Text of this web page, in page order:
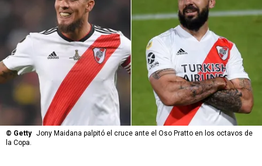
© Getty Jony Maidana palpitó el cruce ante el Oso Pratto en los octavos de
la Copa.